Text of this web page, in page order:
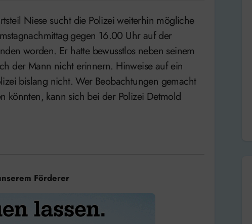
gegen 16.00 Uhr auf der
worden. Er hatte bewusstlos neben seinem
der Mann nicht erinnern. Hinweise auf ein
bislang nicht. Wer Beobachtungen gemacht
könnten, kann sich bei der Polizei Detmold
Förderer